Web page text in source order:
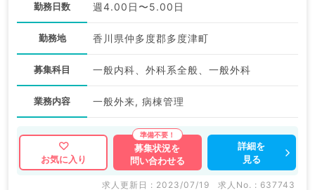
勤務日数 週4.00日〜5.00日
勤務地 香川県仲多度郡多度津町
募集科目 一般内科、外科系全般、一般外科
業務内容 一般外来, 病棟管理
お気に入り
募集状況を
問い合わせる
詳細を
見る
求人更新日 : 2023/07/19 求人No. : 637743